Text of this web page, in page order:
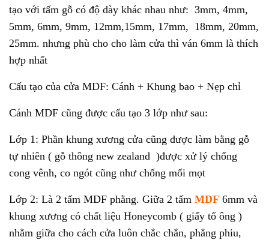
tạo với tấm gỗ có độ dày khác nhau như: 3mm, 4mm,
5mm, 6mm, 9mm, 12mm,15mm, 17mm, 18mm, 20mm,
25mm. nhưng phù cho cho làm cửa thì ván 6mm là thích
hợp nhất
Cấu tạo của cửa MDF: Cánh + Khung bao + Nẹp chỉ
Cánh MDF cũng được cấu tạo 3 lớp như sau:
Lớp 1: Phần khung xương cửa cũng được làm bằng gỗ
tự nhiên ( gỗ thông new zealand )được xử lý chống
cong vênh, co ngót cũng như chống mối mọt
Lớp 2: Là 2 tấm MDF phằng. Giữa 2 tấm MDF 6mm và
khung xương có chất liệu Honeycomb ( giấy tổ ông )
nhằm giữa cho cách cửa luôn chắc chắn, phẳng phiu,